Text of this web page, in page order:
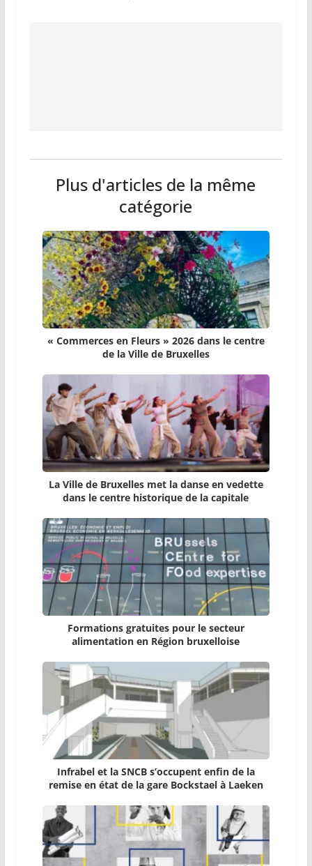
Plus d'articles de la même
catégorie
« Commerces en Fleurs » 2026 dans le centre
de la Ville de Bruxelles
La Ville de Bruxelles met la danse en vedette
dans le centre historique de la capitale
Formations gratuites pour le secteur
alimentation en Région bruxelloise
Infrabel et la SNCB s’occupent enfin de la
remise en état de la gare Bockstael à Laeken